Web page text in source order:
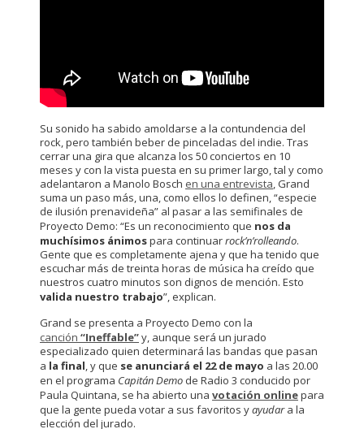
Su sonido ha sabido amoldarse a la contundencia del
rock, pero también beber de pinceladas del indie. Tras
cerrar una gira que alcanza los 50 conciertos en 10
meses y con la vista puesta en su primer largo, tal y como
adelantaron a Manolo Bosch en una entrevista, Grand
suma un paso más, una, como ellos lo definen, “especie
de ilusión prenavideña” al pasar a las semifinales de
Proyecto Demo: “Es un reconocimiento que nos da
muchísimos ánimospara continuarrock’n’rolleando.
Gente que es completamente ajena y que ha tenido que
escuchar más de treinta horas de música ha creído que
nuestros cuatro minutos son dignos de mención. Esto
valida nuestro trabajo”, explican.
Grand se presenta a Proyecto Demo con la
canción “Ineffable”y, aunque será un jurado
especializado quien determinará las bandas que pasan
a la final , y que se anunciará el 22 de mayo a las 20.00
en el programa Capitán Demo de Radio 3 conducido por
Paula Quintana, se ha abierto una votación onlinepara
que la gente pueda votar a sus favoritos yayudara la
elección del jurado.